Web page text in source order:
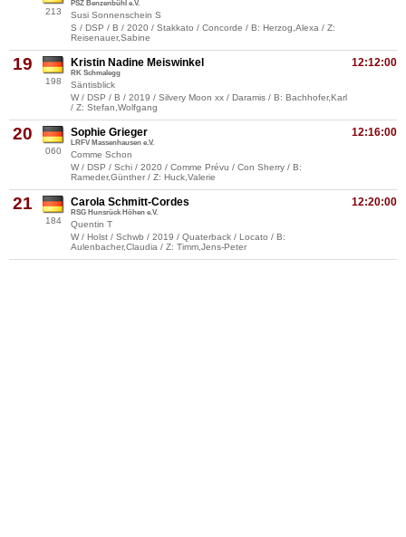
213
PSZ Benzenbühl e.V.
Susi Sonnenschein S
S / DSP / B / 2020 / Stakkato / Concorde / B: Herzog,Alexa / Z:
Reisenauer,Sabine
19
198
12:12:00
Kristin Nadine Meiswinkel
RK Schmalegg
Säntisblick
W / DSP / B / 2019 / Silvery Moon xx / Daramis / B: Bachhofer,Karl
/ Z: Stefan,Wolfgang
20
060
12:16:00
Sophie Grieger
LRFV Massenhausen e.V.
Comme Schon
W / DSP / Schi / 2020 / Comme Prévu / Con Sherry / B:
Rameder,Günther / Z: Huck,Valerie
21
184
12:20:00
Carola Schmitt-Cordes
RSG Hunsrück Höhen e.V.
Quentin T
W / Holst / Schwb / 2019 / Quaterback / Locato / B:
Aulenbacher,Claudia / Z: Timm,Jens-Peter